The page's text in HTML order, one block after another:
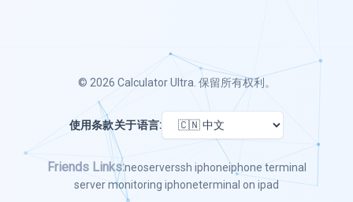
© 2026 Calculator Ultra . 保留所有权利。
使用条款关于语言:
Friends Links:neoserverssh iphoneiphone terminal
server monitoring iphoneterminal on ipad